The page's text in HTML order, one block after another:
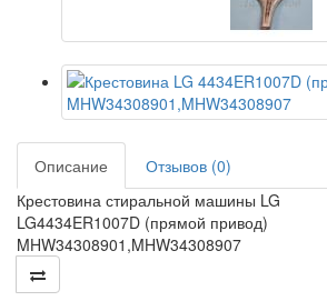
Описание
Отзывов (0)
Крестовина стиральной машины LG
LG4434ER1007D (прямой привод)
MHW34308901,MHW34308907